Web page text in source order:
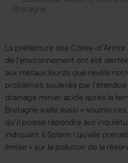
Bretagne.
La préfecture des Côtes-
de l’environnement ont été
aux métaux lourds que révèle
problèmes soulevés par
drainage minier acide après la
Bretagne a elle aussi « soumis
qu’il puisse répondre aux
indiquant à Splann ! qu’elle prenait
émise » sur la pollution de la